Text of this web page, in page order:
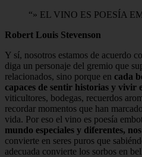
» EL VINO ES POESÍA
Robert Louis Stevenson
Y sí, nosotros estamos de acuerdo
diga un personaje del gremio que
relacionados, sino porque en cada
capaces de sentir historias y vivir
viticultores, bodegas, recuerdos
recordar momentos que han
vida. Por eso el vino es poesía
mundo especiales y diferentes,
convierte en seres puros que
adecuada convierte los sorbos en